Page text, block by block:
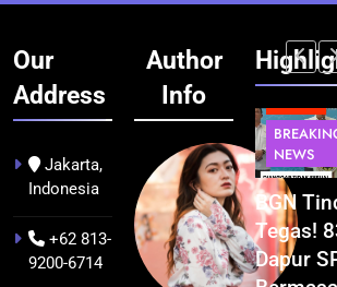
Our
Address
Jakarta,
Indonesia
+62 813-
9200-6714
Author
Info
BERITA
BUDAYA
dalam Peta
Kolonial
BERITA
NEWS
Festival
Budaya
Khatulistiwa
NEWS
BGN
Tegas!
Dapur